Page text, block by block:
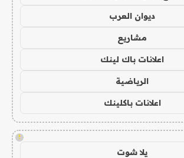
ديوان العرب
مشاريع
اعلانات باك لينك
الرياضية
اعلانات باكلينك
!
يلا شوت